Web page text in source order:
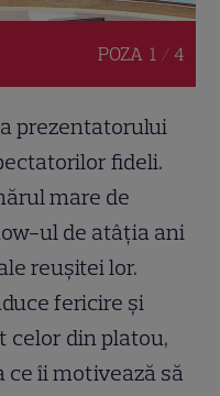
POZA 1 / 4
prezentatorului
fideli.
mare de
ul de atâția ani
reușitei lor.
fericire și
celor din platou,
ce îi motivează să